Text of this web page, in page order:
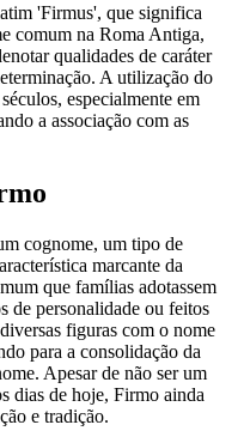
'Firmus', que significa
comum na Roma Antiga,
qualidades de caráter
A utilização do
especialmente em
a associação com as
cognome, um tipo de
marcante da
que famílias adotassem
de personalidade ou feitos
figuras com o nome
para a consolidação da
Apesar de não ser um
dias de hoje, Firmo ainda
e tradição.